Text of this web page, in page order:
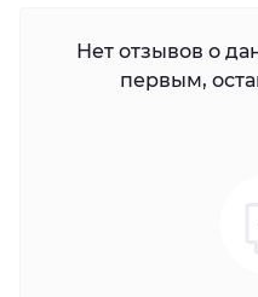
Нет отзывов о
первым,